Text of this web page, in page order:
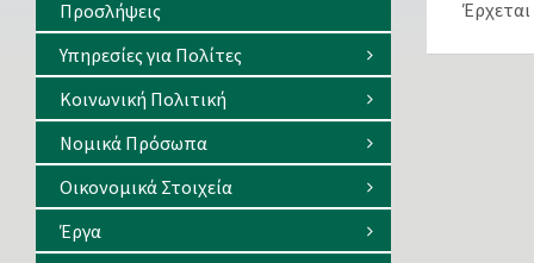
Προσλήψεις
Υπηρεσίες για Πολίτες
Κοινωνική Πολιτική
Νομικά Πρόσωπα
Οικονομικά Στοιχεία
Έργα